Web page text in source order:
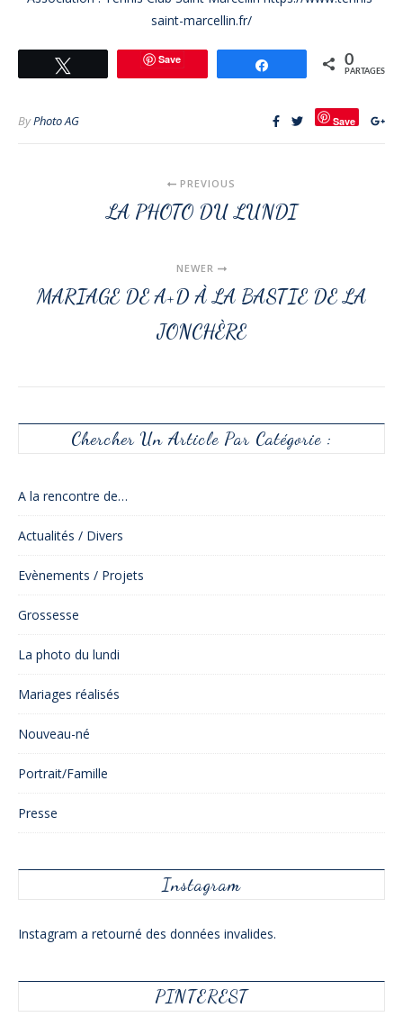
saint-marcellin.fr/
Save Partagez 0
PARTAGES
ByPhoto AG Save
PREVIOUS
LA PHOTO DU LUNDI
NEWER
MARIAGE DE A+D À LA BASTIE DE LA
JONCHÈRE
Chercher Un Article Par Catégorie :
A la rencontre de…
Actualités / Divers
Evènements / Projets
Grossesse
La photo du lundi
Mariages réalisés
Nouveau-né
Portrait/Famille
Presse
Instagram
Instagram a retourné des données invalides.
PINTEREST